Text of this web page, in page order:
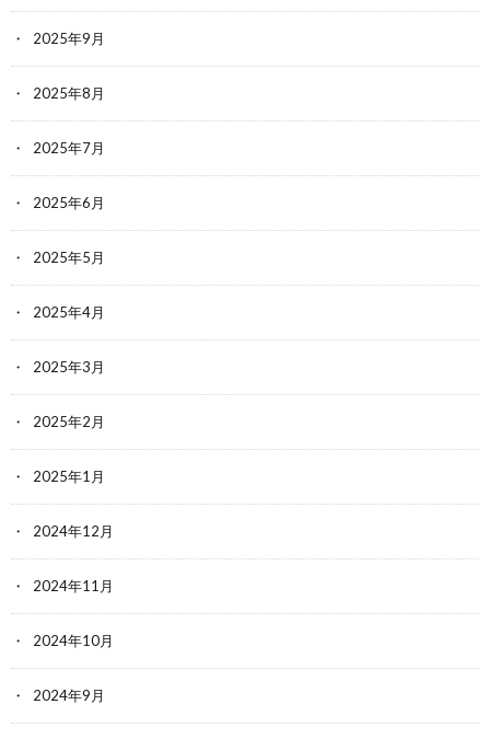
2025年9月
2025年8月
2025年7月
2025年6月
2025年5月
2025年4月
2025年3月
2025年2月
2025年1月
2024年12月
2024年11月
2024年10月
2024年9月